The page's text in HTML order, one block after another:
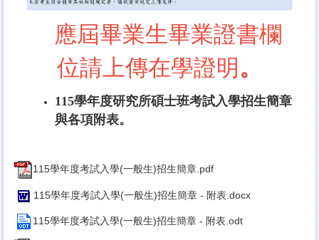
應屆畢業生畢業證書欄
位請上傳在學證明 。
115學年度研究所碩士班考試入學招生簡章
與各項附表。
115學年度考試入學(一般生)招生簡章.pdf
115學年度考試入學(一般生)招生簡章 - 附表.docx
115學年度考試入學(一般生)招生簡章 - 附表.odt